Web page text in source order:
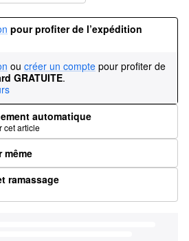
pour profiter de l’expédition
ou créer un compte pour profiter de
GRATUITE.
automatique
cet article
même
ramassage